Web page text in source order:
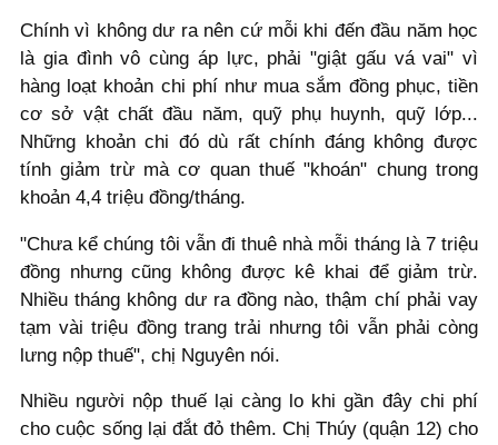
Chính vì không dư ra nên cứ mỗi khi đến đầu năm học
là gia đình vô cùng áp lực, phải "giật gấu vá vai" vì
hàng loạt khoản chi phí như mua sắm đồng phục, tiền
cơ sở vật chất đầu năm, quỹ phụ huynh, quỹ lớp...
Những khoản chi đó dù rất chính đáng không được
tính giảm trừ mà cơ quan thuế "khoán" chung trong
khoản 4,4 triệu đồng/tháng.
"Chưa kể chúng tôi vẫn đi thuê nhà mỗi tháng là 7 triệu
đồng nhưng cũng không được kê khai để giảm trừ.
Nhiều tháng không dư ra đồng nào, thậm chí phải vay
tạm vài triệu đồng trang trải nhưng tôi vẫn phải còng
lưng nộp thuế", chị Nguyên nói.
Nhiều người nộp thuế lại càng lo khi gần đây chi phí
cho cuộc sống lại đắt đỏ thêm. Chị Thúy (quận 12) cho